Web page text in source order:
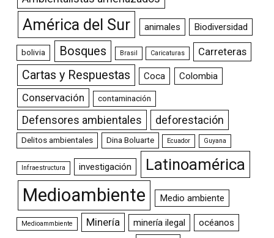
América del Sur animales Biodiversidad
bolivia Bosques Brasil Caricaturas Carreteras
Cartas y Respuestas Coca Colombia
Conservación contaminación
Defensores ambientales deforestación
Delitos ambientales Dina Boluarte Ecuador Guyana
Infraestructura investigación Latinoamérica
Medioambiente Medio ambiente
Medioammbiente Minería minería ilegal océanos